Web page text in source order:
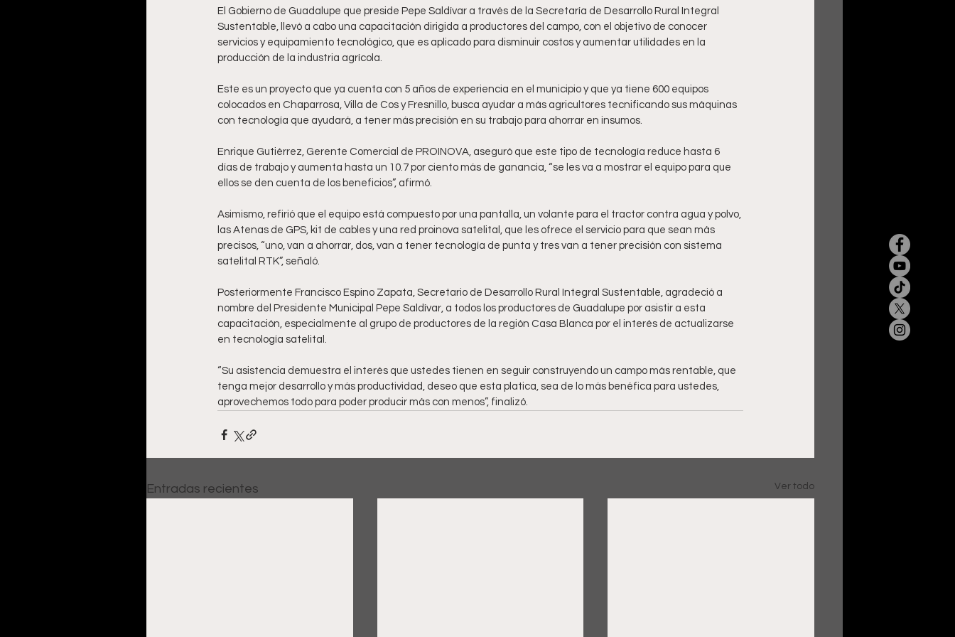
El Gobierno de Guadalupe que preside Pepe Saldívar a través de la Secretaría de Desarrollo Rural Integral
Sustentable, llevó a cabo una capacitación dirigida a productores del campo, con el objetivo de conocer
servicios y equipamiento tecnológico, que es aplicado para disminuir costos y aumentar utilidades en la
producción de la industria agrícola.
Este es un proyecto que ya cuenta con 5 años de experiencia en el municipio y que ya tiene 600 equipos
colocados en Chaparrosa, Villa de Cos y Fresnillo, busca ayudar a más agricultores tecnificando sus máquinas
con tecnología que ayudará, a tener más precisión en su trabajo para ahorrar en insumos.
Enrique Gutiérrez, Gerente Comercial de PROINOVA, aseguró que este tipo de tecnología reduce hasta 6
días de trabajo y aumenta hasta un 10.7 por ciento más de ganancia, “se les va a mostrar el equipo para que
ellos se den cuenta de los beneficios”, afirmó.
Asimismo, refirió que el equipo está compuesto por una pantalla, un volante para el tractor contra agua y polvo,
las Atenas de GPS, kit de cables y una red proinova satelital, que les ofrece el servicio para que sean más
precisos, “uno, van a ahorrar, dos, van a tener tecnología de punta y tres van a tener precisión con sistema
satelital RTK”, señaló.
Posteriormente Francisco Espino Zapata, Secretario de Desarrollo Rural Integral Sustentable, agradeció a
nombre del Presidente Municipal Pepe Saldívar, a todos los productores de Guadalupe por asistir a esta
capacitación, especialmente al grupo de productores de la región Casa Blanca por el interés de actualizarse
en tecnología satelital.
“Su asistencia demuestra el interés que ustedes tienen en seguir construyendo un campo más rentable, que
tenga mejor desarrollo y más productividad, deseo que esta platica, sea de lo más benéfica para ustedes,
aprovechemos todo para poder producir más con menos”, finalizó.
Entradas recientes Ver todo